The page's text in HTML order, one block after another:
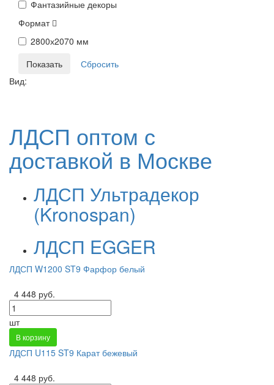
Фантазийные декоры
Формат
2800х2070 мм
Вид:
ЛДСП оптом с
доставкой в Москве
ЛДСП Ультрадекор
(Kronospan)
ЛДСП EGGER
ЛДСП W1200 ST9 Фарфор белый
4 448 руб.
шт
В корзину
ЛДСП U115 ST9 Карат бежевый
4 448 руб.